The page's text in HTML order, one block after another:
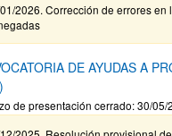
2026. Corrección de errores
DE AYUDAS A
de presentación cerrado: 30/